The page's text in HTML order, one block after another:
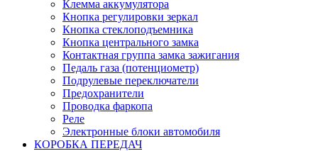
Клемма аккумулятора
Кнопка регулировки зеркал
Кнопка стеклоподъемника
Кнопка центрального замка
Контактная группа замка зажигания
Педаль газа (потенциометр)
Подрулевые переключатели
Предохранители
Проводка фаркопа
Реле
Электронные блоки автомобиля
КОРОБКА ПЕРЕДАЧ